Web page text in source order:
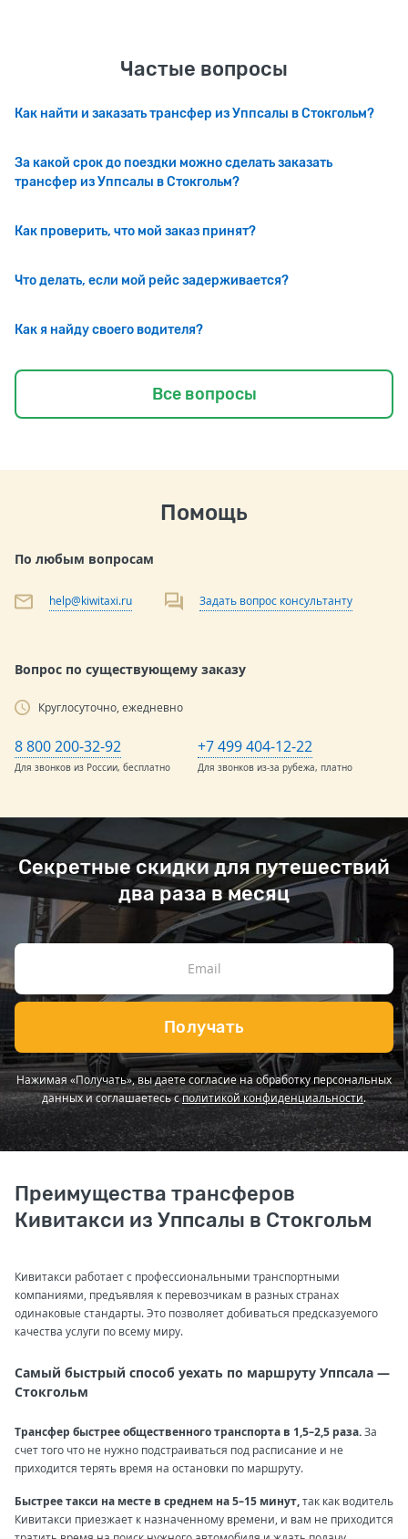
Частые вопросы
Как найти и заказать трансфер из Уппсалы в Стокгольм?
За какой срок до поездки можно сделать заказать
трансфер из Уппсалы в Стокгольм?
Как проверить, что мой заказ принят?
Что делать, если мой рейс задерживается?
Как я найду своего водителя?
Все вопросы
Помощь
По любым вопросам
help@kiwitaxi.ru Задать вопрос консультанту
Вопрос по существующему заказу
Круглосуточно, ежедневно
8 800 200-32-92
Для звонков из России, бесплатно
+7 499 404-12-22
Для звонков из-за рубежа, платно
Секретные скидки для путешествий
два раза в месяц
Получать
Нажимая «Получать», вы даете согласие на обработку персональных
данных и соглашаетесь сполитикой конфиденциальности.
Преимущества трансферов
Кивитакси из Уппсалы в Стокгольм
Кивитакси работает с профессиональными транспортными
компаниями, предъявляя к перевозчикам в разных странах
одинаковые стандарты. Это позволяет добиваться предсказуемого
качества услуги по всему миру.
Самый быстрый способ уехать по маршруту Уппсала —
Стокгольм
Трансфер быстрее общественного транспорта в 1,5–2,5 раза.За
счет того что не нужно подстраиваться под расписание и не
приходится терять время на остановки по маршруту.
Быстрее такси на месте в среднем на 5–15 минут,так как водитель
Кивитакси приезжает к назначенному времени, и вам не приходится